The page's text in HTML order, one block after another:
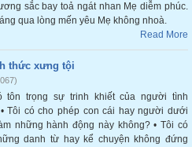
sắc bay toả ngát nhan Mẹ diễm phúc.
qua lòng mến yêu Mẹ không nhoà.
Read More
thức xưng tội
tôn trọng sự trinh khiết của người tình
• Tôi có cho phép con cái hay người dưới
những hành động này không? • Tôi có
danh từ hay kể chuyện không đứng